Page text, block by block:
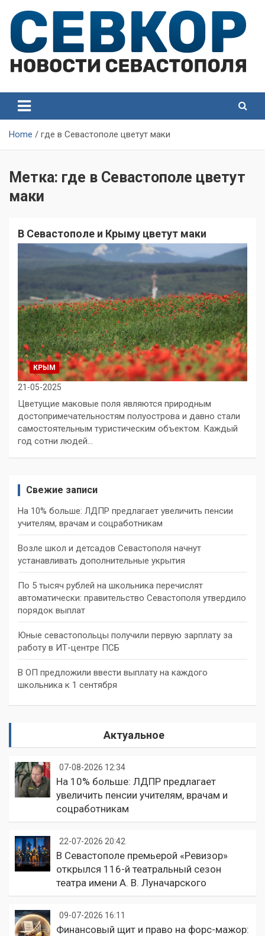
content
Севастополя
Севастополя
Home где в Севастополе цветут маки
Метка: где в Севастополе цветут
маки
В Севастополе и Крыму цветут маки
КРЫМ
21-05-2025
Цветущие маковые поля являются природным
достопримечательностям полуострова и давно стали
самостоятельным туристическим объектом. Каждый
год сотни людей…
Свежие записи
На 10% больше: ЛДПР предлагает увеличить пенсии
учителям, врачам и соцработникам
Возле школ и детсадов Севастополя начнут
устанавливать дополнительные укрытия
По 5 тысяч рублей на школьника перечислят
автоматически: правительство Севастополя утвердило
порядок выплат
Юные севастопольцы получили первую зарплату за
работу в ИТ-центре ПСБ
В ОП предложили ввести выплату на каждого
школьника к 1 сентября
Актуальное
07-08-2026 12:34
На 10% больше: ЛДПР предлагает
увеличить пенсии учителям, врачам и
соцработникам
22-07-2026 20:42
В Севастополе премьерой «Ревизор»
открылся 116-й театральный сезон
театра имени А. В. Луначарского
09-07-2026 16:11
Финансовый щит и право на форс-мажор: